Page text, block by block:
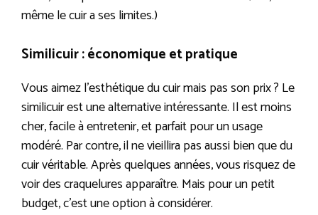
même le cuir a ses limites.)
Similicuir : économique et pratique
Vous aimez l’esthétique du cuir mais pas son prix ? Le
similicuir est une alternative intéressante. Il est moins
cher, facile à entretenir, et parfait pour un usage
modéré. Par contre, il ne vieillira pas aussi bien que du
cuir véritable. Après quelques années, vous risquez de
voir des craquelures apparaître. Mais pour un petit
budget, c’est une option à considérer.